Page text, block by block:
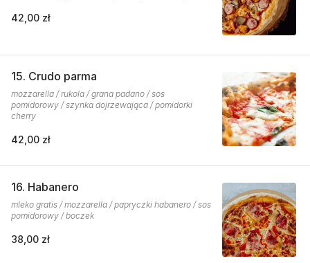
42,00 zł
15. Crudo parma
mozzarella / rukola / grana padano / sos
pomidorowy / szynka dojrzewająca / pomidorki
cherry
42,00 zł
16. Habanero
mleko gratis / mozzarella / papryczki habanero / sos
pomidorowy / boczek
38,00 zł